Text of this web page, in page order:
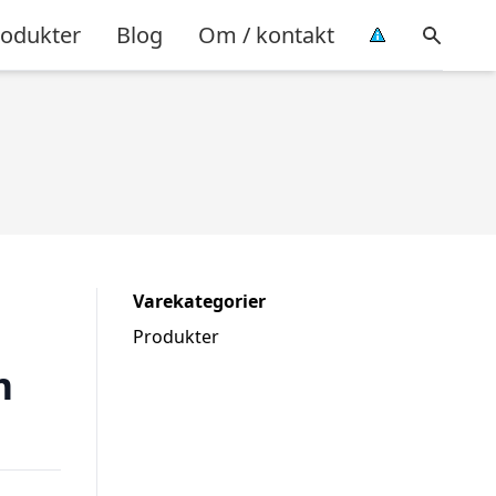
Blog Om / kontakt
Varekategorier
Produkter